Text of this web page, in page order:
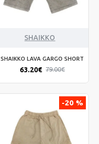
SHAIKKO
SHAIKKO LAVA GARGO SHORT
63.20€ 79.00€
-20 %